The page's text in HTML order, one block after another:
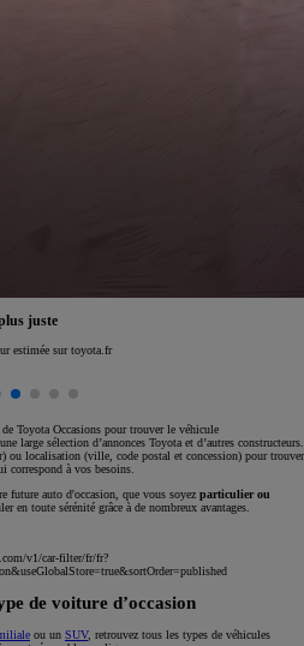
Toyota Occasions pour trouver le véhicule
large sélection d’annonces Toyota et d’autres constructeurs.
ou localisation (ville, code postal et concession) pour trouver
correspond à vos besoins.
future auto d'occasion, que vous soyez particulier ou
en toute sérénité grâce à de nombreux avantages.
à réessayer ultérieurement.
Merci de rafraichir la page ou de réessayer